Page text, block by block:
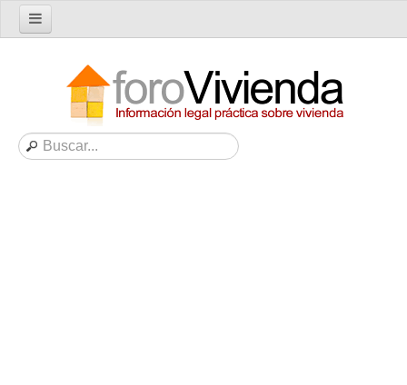
Nuevo tema
Buscar en el foro